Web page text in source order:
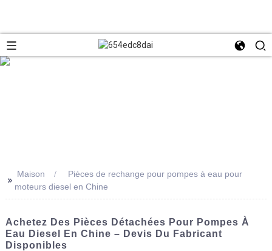
>> Maison
Pièces de rechange pour pompes à eau pour
moteurs diesel en Chine
Achetez Des Pièces Détachées Pour Pompes À
Eau Diesel En Chine – Devis Du Fabricant
Disponibles